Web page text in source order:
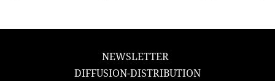
NEWSLETTER
DIFFUSION-DISTRIBUTION